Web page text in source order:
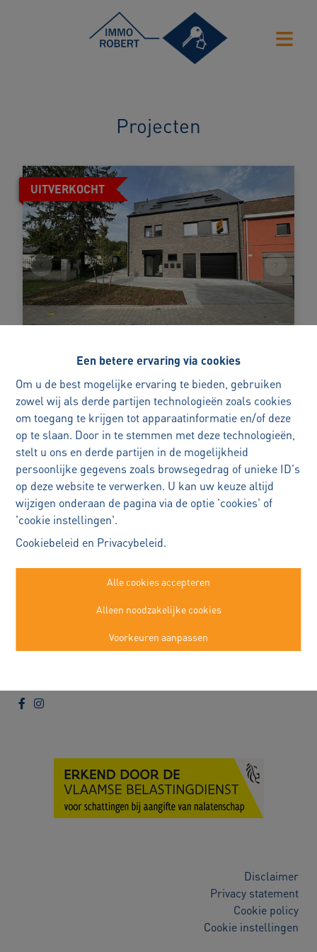
Een betere ervaring via cookies
Om u de best mogelijke ervaring te bieden, gebruiken
zowel wij als derde partijen technologieën zoals cookies
om toegang te krijgen tot apparaatinformatie en/of deze
op te slaan. Door in te stemmen met deze technologieën,
stelt u ons en derde partijen in de mogelijkheid
persoonlijke gegevens zoals browsegedrag of unieke ID's
op deze website te verwerken. U kan uw keuze altijd
wijzigen onderaan de pagina via de optie 'cookies' of
'cookie instellingen'.
Cookiebeleid en Privacybeleid.
Alle cookies accepteren
Alleen noodzakelijke cookies
Voorkeuren aanpassen
Projecten
UITVERKOCHT
Der Minne
Lange Minnestraat 90, 9280 Lebbeke
   |
Ref: 4
100% Verkocht
Appartement (2)
Immo Robert Buggenhout
Disclaimer
Privacy statement
Cookie policy
Cookie instellingen
Benieuwd naar de waarde van
uw woning?
Met vertrouwen
verkopen
uw woning verkopen is een belangrijke
beslissing
Ik begeleid u persoonlijk en doordacht,
kan zetten.
Alexander Robert